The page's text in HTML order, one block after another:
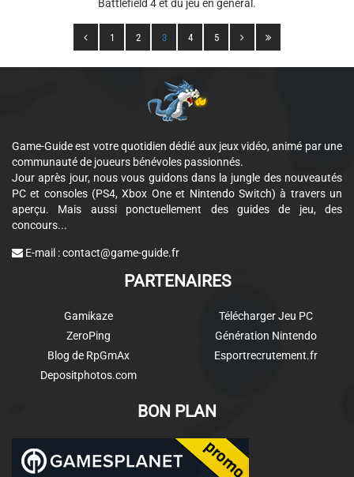
Battlefield 4 et du jeu en général.
1 2 3 4 5
Game-Guide est votre quotidien dédié aux jeux vidéo, animé par une
communauté de joueurs bénévoles passionnés.
Jour après jour, nous vous guidons dans la jungle des nouveautés
PC et consoles (PS4, Xbox One et Nintendo Switch) à travers un
aperçu. Mais aussi ponctuellement des guides de jeu, des
concours...
E-mail :contact@game-guide.fr
PARTENAIRES
Gamikaze
ZeroPing
Blog de RpGmAx
Depositphotos.com
Télécharger Jeu PC
Génération Nintendo
Esportrecrutement.fr
BON PLAN